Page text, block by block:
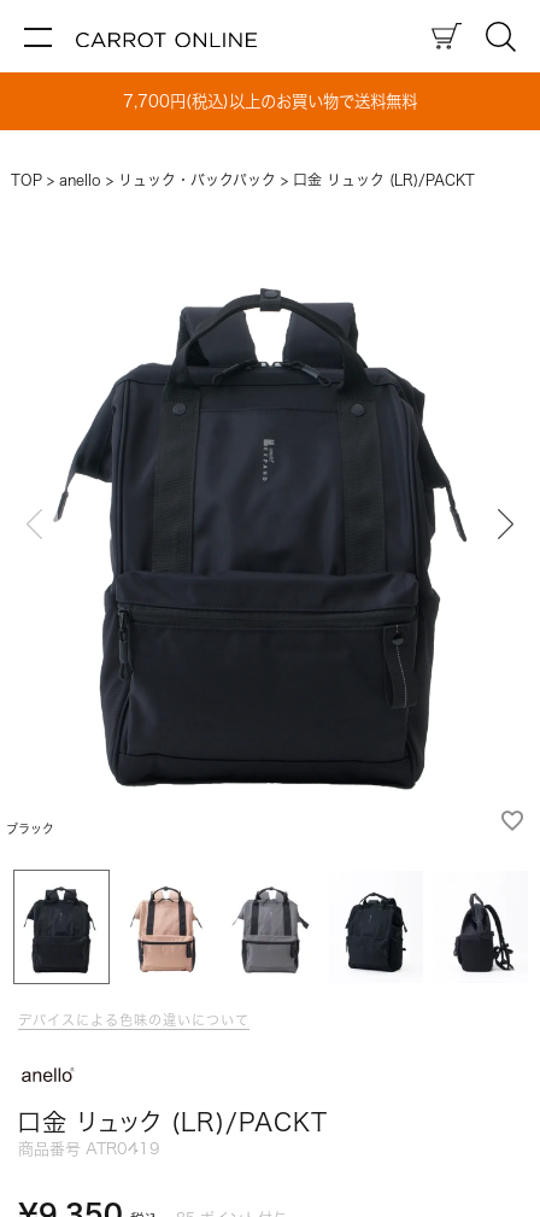
7,700円(税込)以上のお買い物で送料無料
TOP anello リュック・バックパック 口金 リュック (LR)/PACKT
ブラック
デバイスによる色味の違いについて
口金 リュック (LR)/PACKT
商品番号 ATR0419